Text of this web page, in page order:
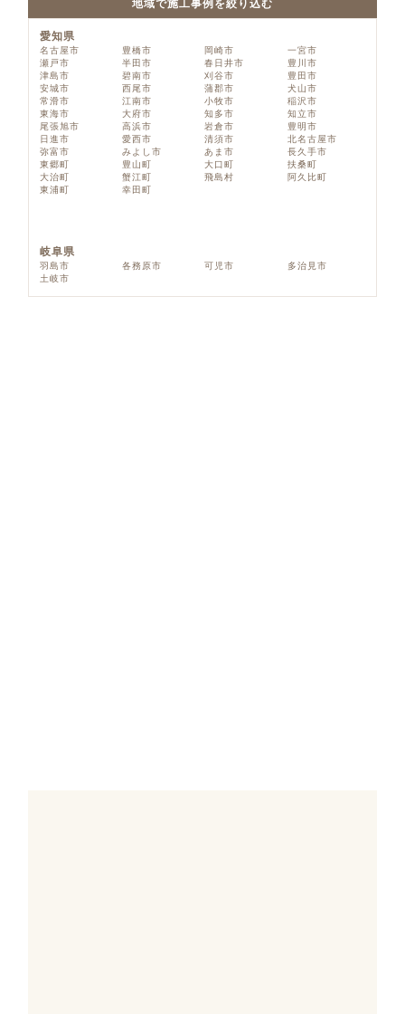
地域で施工事例を絞り込む
愛知県
名古屋市 豊橋市 岡崎市
一宮市
瀬戸市
半田市 春日井市
豊川市
津島市
碧南市 刈谷市
豊田市
安城市
西尾市 蒲郡市
犬山市
常滑市
江南市 小牧市
稲沢市
東海市
大府市 知多市
知立市
尾張旭市
高浜市 岩倉市
豊明市
日進市
愛西市 清須市
北名古屋市
弥富市
みよし市 あま市
長久手市
東郷町
豊山町 大口町
扶桑町
大治町
蟹江町 飛島村
阿久比町
東浦町
幸田町
岐阜県
羽島市 各務原市 可児市
多治見市
土岐市